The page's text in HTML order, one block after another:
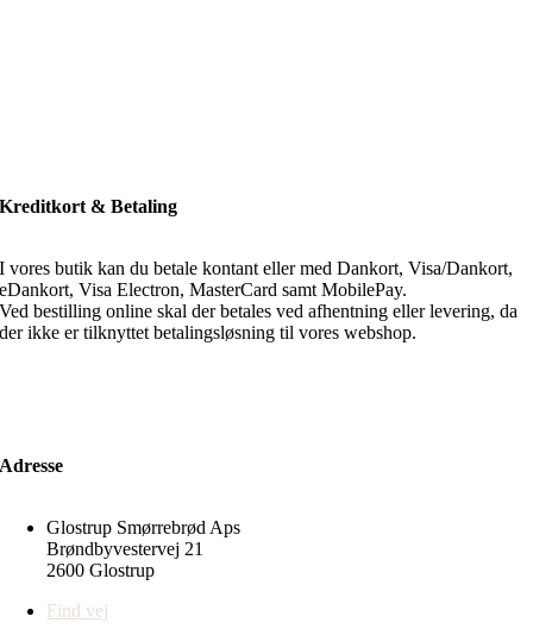
Kreditkort & Betaling
I vores butik kan du betale kontant eller med Dankort, Visa/Dankort,
eDankort, Visa Electron, MasterCard samt MobilePay.
Ved bestilling online skal der betales ved afhentning eller levering, da
der ikke er tilknyttet betalingsløsning til vores webshop.
Adresse
Glostrup Smørrebrød Aps
Brøndbyvestervej 21
2600 Glostrup
Find vej